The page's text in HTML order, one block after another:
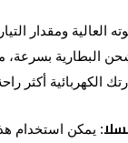
العالية ومقدار
البطارية بسرعة،
الكهربائية أكثر
: يمكن استخدام